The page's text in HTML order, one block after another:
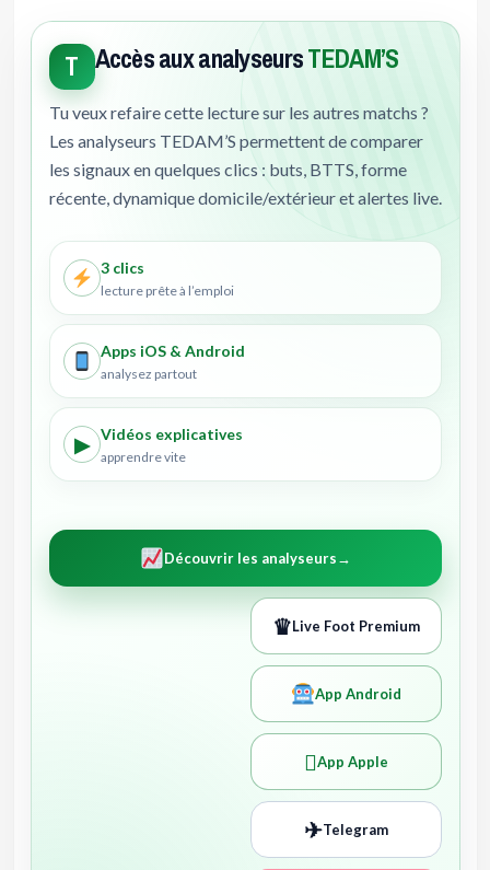
T Accès aux analyseursTEDAM’S
Tu veux refaire cette lecture sur les autres matchs ?
Les analyseurs TEDAM’S permettent de comparer
les signaux en quelques clics : buts, BTTS, forme
récente, dynamique domicile/extérieur et alertes live.
3 clics
lecture prête à l’emploi
Apps iOS & Android
analysez partout
▶ Vidéos explicatives
apprendre vite
Découvrir les analyseurs→
♛Live Foot Premium
App Android
App Apple
✈Telegram